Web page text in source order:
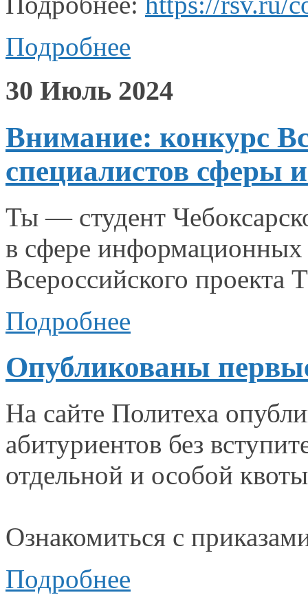
Подробнее
30 Июль 2024
Внимание: конкурс
специалистов сферы
Ты — студент
в сфере информационных
Всероссийского
Подробнее
Опубликованы
На сайте Политеха
абитуриентов без
отдельной и особой
Ознакомиться с
Подробнее